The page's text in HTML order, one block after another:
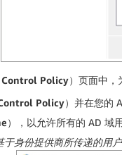
Control Policy） 页面中，
Policy） 并在您的
）
，以允许所有的 AD 域
于身份提供商所传递的用